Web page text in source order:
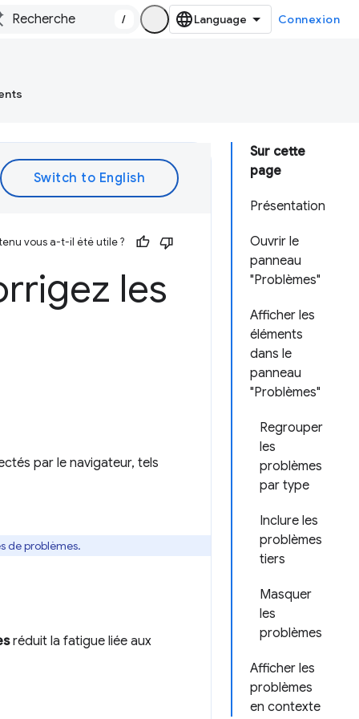
/ Connexion
Sur cette
page
Présentation
Ouvrir le
panneau
"Problèmes"
Afficher les
éléments
dans le
panneau
"Problèmes"
Regrouper
les
problèmes
par type
Inclure les
problèmes
tiers
Masquer
les
problèmes
Afficher les
problèmes
en contexte
vous a-t-il été utile ?
les
par le navigateur, tels
de problèmes.
réduit la fatigue liée aux